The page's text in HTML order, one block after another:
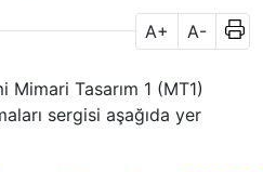
A+ A-
Tasarım 1 (MT1)
sergisi aşağıda yer